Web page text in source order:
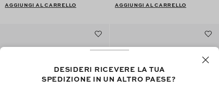
AGGIUNGI AL CARRELLO AGGIUNGI AL CARRELLO
DESIDERI RICEVERE LA TUA
SPEDIZIONE IN UN ALTRO PAESE?